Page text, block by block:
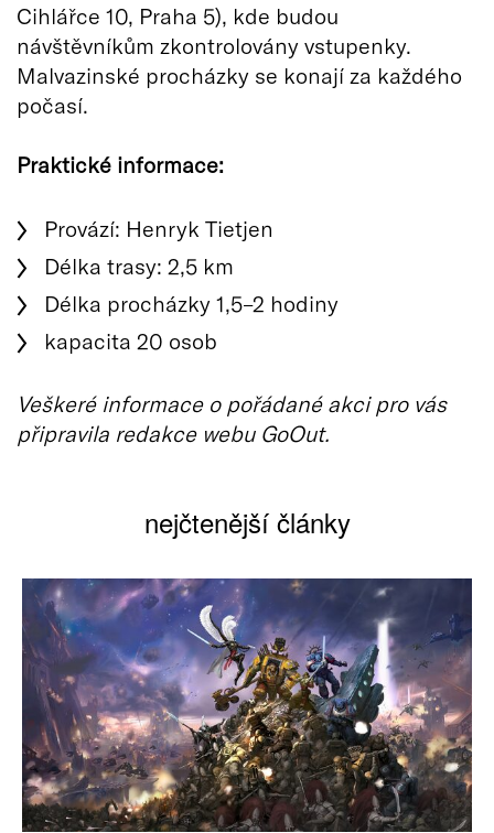
Cihlářce 10, Praha 5), kde budou
návštěvníkům zkontrolovány vstupenky.
Malvazinské procházky se konají za každého
počasí.
Praktické informace:
Provází: Henryk Tietjen
Délka trasy: 2,5 km
Délka procházky 1,5–2 hodiny
kapacita 20 osob
Veškeré informace o pořádané akci pro vás
připravila redakce webu GoOut.
nejčtenější články